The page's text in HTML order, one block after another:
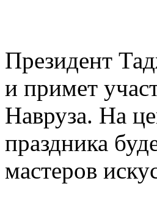
Президент
и примет
Навруза. На
праздника
мастеров